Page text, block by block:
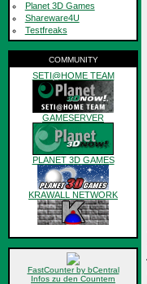
Planet 3D Games
Shareware4U
Testfreaks
COMMUNITY
SETI@HOME TEAM
GAMESERVER
PLANET 3D GAMES
KRAWALL NETWORK
FastCounter by bCentral
Infos zu den Countern